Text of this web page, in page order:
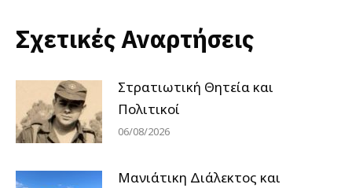
Σχετικές Αναρτήσεις
Στρατιωτική Θητεία και
Πολιτικοί
06/08/2026
Μανιάτικη Διάλεκτος και